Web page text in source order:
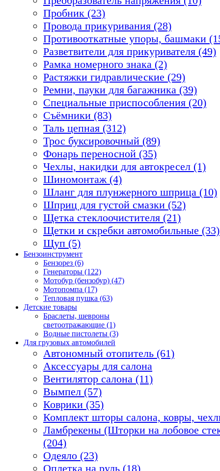
Пробник (23)
Провода прикуривания (28)
Противооткатные упоры, башмаки
Разветвители для прикуривателя (49)
Рамка номерного знака (2)
Растяжки гидравлические (29)
Ремни, пауки для багажника (39)
Специальные приспособления (20)
Съёмники (83)
Таль цепная (312)
Трос буксировочный (89)
Фонарь переносной (35)
Чехлы, накидки для автокресел (1)
Шиномонтаж (4)
Шланг для плунжерного шприца (10)
Шприц для густой смазки (52)
Щетка стеклоочистителя (21)
Щетки и скребки автомобильные (33)
Щуп (5)
Бензоинструмент
Бензорез (6)
Генераторы (122)
Мотобур (бензобур) (47)
Мотопомпа (17)
Тепловая пушка (63)
Детские товары
Браслеты, шевроны
светоотражающие (1)
Водные пистолеты (3)
Для грузовых автомобилей
Автономный отопитель (61)
Аксессуары для салона
Вентилятор салона (11)
Вымпел (57)
Коврики (35)
Комплект шторы салона, ковры,
Ламбрекены (Шторки на лобовое
(204)
Одеяло (23)
Оплетка на руль (18)